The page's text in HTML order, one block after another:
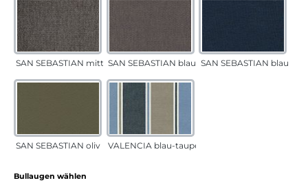
SAN SEBASTIAN mittelgrauSAN SEBASTIAN blau-sandSAN SEBASTIAN blau
SAN SEBASTIAN oliv VALENCIA blau-taupe
Bullaugen wählen